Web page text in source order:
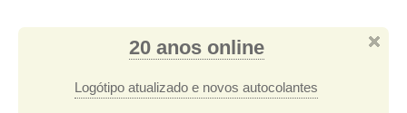
20 anos online
Logótipo atualizado e novos autocolantes